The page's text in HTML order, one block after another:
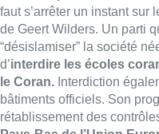
n’avait toutefois pas été
assortie d’aucune peine.
Cette nuit les messages
dans quel camp se trouve
européen qui se reconnait
président du Vlaams
Geert Wilders “ de tout son